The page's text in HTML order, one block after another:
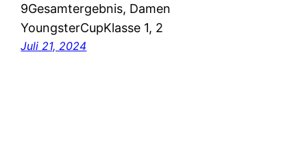
9Gesamtergebnis, Damen
YoungsterCupKlasse 1, 2
Juli 21, 2024